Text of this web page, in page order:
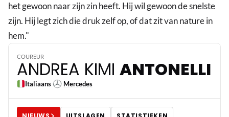
het gewoon naar zijn zin heeft. Hij wil gewoon de snelste
zijn. Hij legt zich die druk zelf op, of dat zit van nature in
hem."
COUREUR
ANDREA KIMI ANTONELLI
Italiaans Mercedes 12